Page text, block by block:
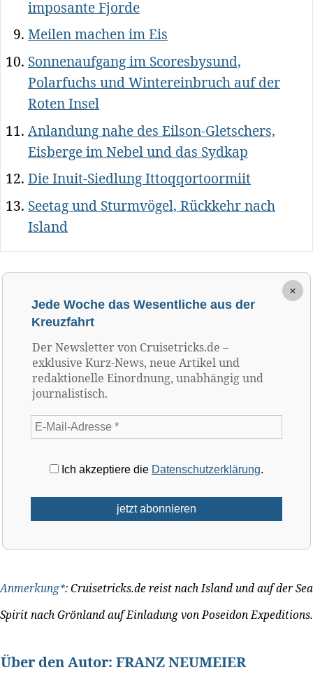
imposante Fjorde
Meilen machen im Eis
Sonnenaufgang im Scoresbysund,
Polarfuchs und Wintereinbruch auf der
Roten Insel
Anlandung nahe des Eilson-Gletschers,
Eisberge im Nebel und das Sydkap
Die Inuit-Siedlung Ittoqqortoormiit
Seetag und Sturmvögel, Rückkehr nach
Island
×
Jede Woche das Wesentliche aus der
Kreuzfahrt
Der Newsletter von Cruisetricks.de –
exklusive Kurz-News, neue Artikel und
redaktionelle Einordnung, unabhängig und
journalistisch.
Ich akzeptiere die Datenschutzerklärung.
Anmerkung*: Cruisetricks.de reist nach Island und auf der Sea
Spirit nach Grönland auf Einladung von Poseidon Expeditions.
Über den Autor: FRANZ NEUMEIER